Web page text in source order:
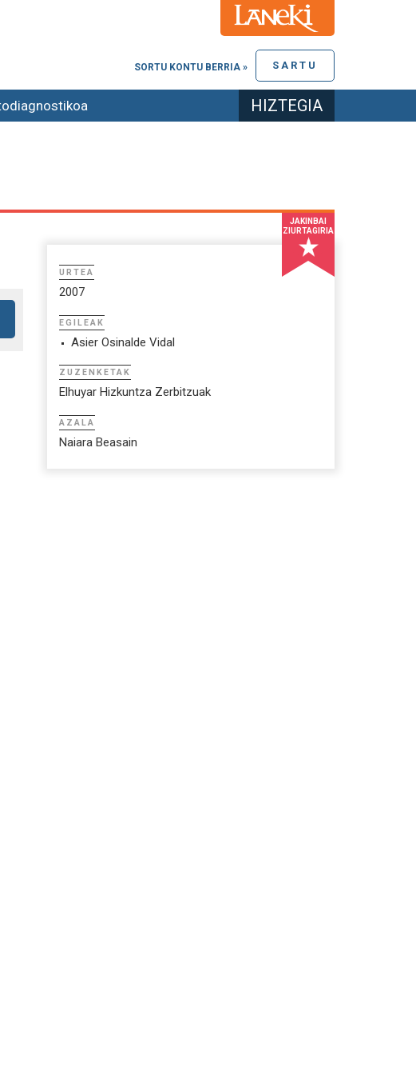
SARTU
SORTU KONTU BERRIA »
HIZTEGIA
JAKINBAI
ZIURTAGIRIA
URTEA
2007
EGILEAK
Asier Osinalde Vidal
ZUZENKETAK
Elhuyar Hizkuntza Zerbitzuak
AZALA
Naiara Beasain